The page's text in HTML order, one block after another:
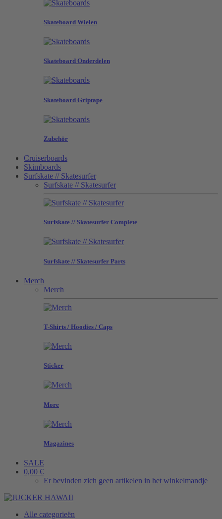
Skateboard Wielen
Skateboard Onderdelen
Skateboard Griptape
Zubehör
Cruiserboards
Skimboards
Surfskate // Skatesurfer
Surfskate // Skatesurfer
Surfskate // Skatesurfer Complete
Surfskate // Skatesurfer Parts
Merch
Merch
T-Shirts / Hoodies / Caps
Sticker
More
Magazines
SALE
0,00 €
Er bevinden zich geen artikelen in het winkelmandje
Alle categorieën